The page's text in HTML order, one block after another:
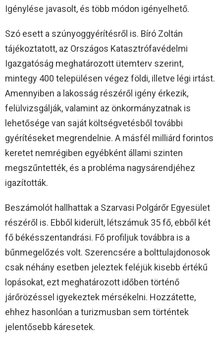
Igénylése javasolt, és több módon igényelhető.
Szó esett a szúnyoggyérítésről is. Bíró Zoltán
tájékoztatott, az Országos Katasztrófavédelmi
Igazgatóság meghatározott ütemterv szerint,
mintegy 400 településen végez földi, illetve légi irtást.
Amennyiben a lakosság részéről igény érkezik,
felülvizsgálják, valamint az önkormányzatnak is
lehetősége van saját költségvetésből további
gyérítéseket megrendelnie. A másfél milliárd forintos
keretet nemrégiben egyébként állami szinten
megszűntették, és a probléma nagysárendjéhez
igazították.
Beszámolót hallhattak a Szarvasi Polgárőr Egyesület
részéről is. Ebből kiderült, létszámuk 35 fő, ebből két
fő békésszentandrási. Fő profiljuk továbbra is a
bűnmegelőzés volt. Szerencsére a bolttulajdonosok
csak néhány esetben jeleztek feléjük kisebb értékű
lopásokat, ezt meghatározott időben történő
járőrözéssel igyekeztek mérsékelni. Hozzátette,
ehhez hasonlóan a turizmusban sem történtek
jelentősebb káresetek.